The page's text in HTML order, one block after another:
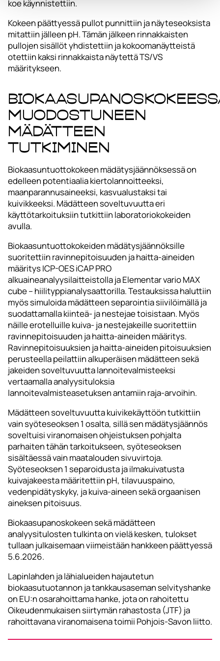
koe käynnistettiin.
Kokeen päättyessä pullot punnittiin ja näyteseoksista
mitattiin jälleen pH. Tämän jälkeen rinnakkaisten
pullojen sisällöt yhdistettiin ja kokoomanäytteistä
otettiin kaksi rinnakkaista näytettä TS/VS
määritykseen.
muodostuneen
mädätteen
tutkiminen
Biokaasuntuottokokeen mädätysjäännöksessä on
edelleen potentiaalia kiertolannoitteeksi,
maanparannusaineeksi, kasvualustaksi tai
kuivikkeeksi. Mädätteen soveltuvuutta eri
käyttötarkoituksiin tutkittiin laboratoriokokeiden
avulla.
Biokaasuntuottokokeiden mädätysjäännöksille
suoritettiin ravinnepitoisuuden ja haitta-aineiden
määritys ICP-OES iCAP PRO
alkuaineanalyysilaitteistolla ja Elementar vario MAX
cube – hiilityppianalysaattorilla. Testauksissa haluttiin
myös simuloida mädätteen separointia siivilöimällä ja
suodattamalla kiinteä- ja nestejae toisistaan. Myös
näille erotelluille kuiva- ja nestejakeille suoritettiin
ravinnepitoisuuden ja haitta-aineiden määritys.
Ravinnepitoisuuksien ja haitta-aineiden pitoisuuksien
perusteella peilattiin alkuperäisen mädätteen sekä
jakeiden soveltuvuutta lannoitevalmisteeksi
vertaamalla analyysituloksia
lannoitevalmisteasetuksen antamiin raja-arvoihin.
Mädätteen soveltuvuutta kuivikekäyttöön tutkittiin
vain syöteseoksen 1 osalta, sillä sen mädätysjäännös
soveltuisi viranomaisen ohjeistuksen pohjalta
parhaiten tähän tarkoitukseen, syöteseoksen
sisältäessä vain maatalouden sivuvirtoja.
Syöteseoksen 1 separoidusta ja ilmakuivatusta
kuivajakeesta määritettiin pH, tilavuuspaino,
vedenpidätyskyky, ja kuiva-aineen sekä orgaanisen
aineksen pitoisuus.
Biokaasupanoskokeen sekä mädätteen
analyysitulosten tulkinta on vielä kesken, tulokset
tullaan julkaisemaan viimeistään hankkeen päättyessä
5.6.2026.
Lapinlahden ja lähialueiden hajautetun
biokaasutuotannon ja tankkausaseman selvityshanke
on EU:n osarahoittama hanke, jota on rahoitettu
Oikeudenmukaisen siirtymän rahastosta (JTF) ja
rahoittavana viranomaisena toimii Pohjois-Savon liitto.